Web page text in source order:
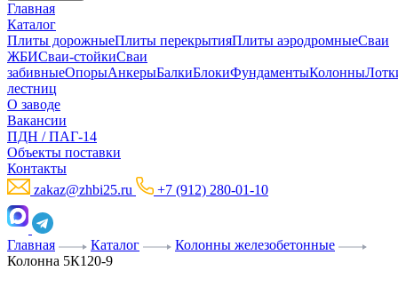
Главная
Каталог
Плиты дорожныеПлиты перекрытияПлиты аэродромныеСваи
ЖБИСваи-стойкиСваи
забивныеОпорыАнкерыБалкиБлокиФундаментыКолонны
лестниц
О заводе
Вакансии
ПДН / ПАГ-14
Объекты поставки
Контакты
zakaz@zhbi25.ru
+7 (912) 280-01-10
Главная Каталог
Колонны железобетонные
Колонна 5К120-9